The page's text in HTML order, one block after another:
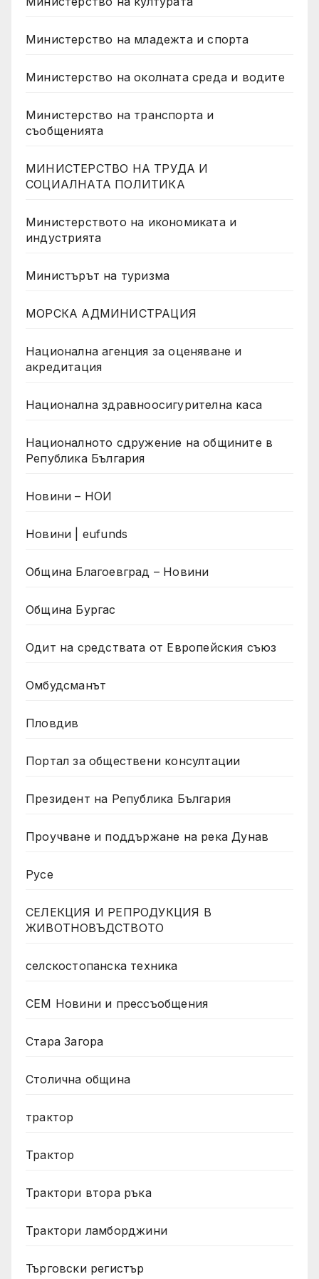
Министерство на младежта и спорта
Министерство на околната среда и водите
Министерство на транспорта и
съобщенията
МИНИСТЕРСТВО НА ТРУДА И
СОЦИАЛНАТА ПОЛИТИКА
Министерството на икономиката и
индустрията
Министърът на туризма
МОРСКА АДМИНИСТРАЦИЯ
Национална агенция за оценяване и
акредитация
Национална здравноосигурителна каса
Националното сдружение на общините в
Република България
Новини – НОИ
Новини | eufunds
Община Благоевград – Новини
Община Бургас
Одит на средствата от Европейския съюз
Омбудсманът
Пловдив
Портал за обществени консултации
Президент на Република България
Проучване и поддържане на река Дунав
Русе
СЕЛЕКЦИЯ И РЕПРОДУКЦИЯ В
ЖИВОТНОВЪДСТВОТО
селскостопанска техника
СЕМ Новини и прессъобщения
Стара Загора
Столична община
трактор
Трактор
Трактори втора ръка
Трактори ламборджини
Търговски регистър